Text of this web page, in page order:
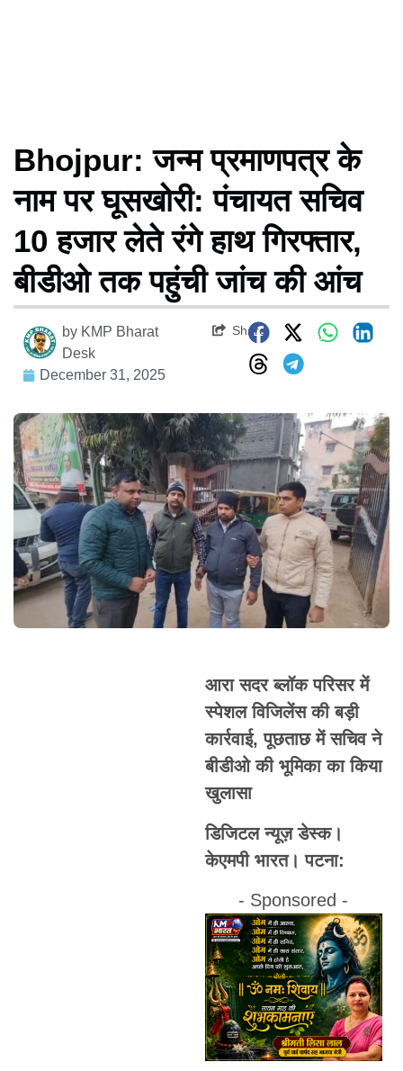
Bhojpur: जन्म प्रमाणपत्र के
नाम पर घूसखोरी: पंचायत सचिव
10 हजार लेते रंगे हाथ गिरफ्तार,
बीडीओ तक पहुंची जांच की आंच
by KMP Bharat
Desk
December 31, 2025
Share
आरा सदर ब्लॉक परिसर में
स्पेशल विजिलेंस की बड़ी
कार्रवाई, पूछताछ में सचिव ने
बीडीओ की भूमिका का किया
खुलासा
डिजिटल न्यूज़ डेस्क।
केएमपी भारत। पटना:
- Sponsored -